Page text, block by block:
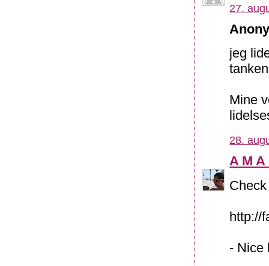
27.
jeg
Mine
28.
A M
http://
- Nice